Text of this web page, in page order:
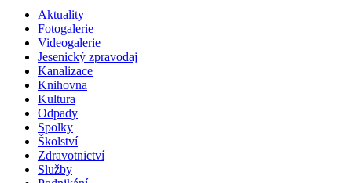
Aktuality
Fotogalerie
Videogalerie
Jesenický zpravodaj
Kanalizace
Knihovna
Kultura
Odpady
Spolky
Školství
Zdravotnictví
Služby